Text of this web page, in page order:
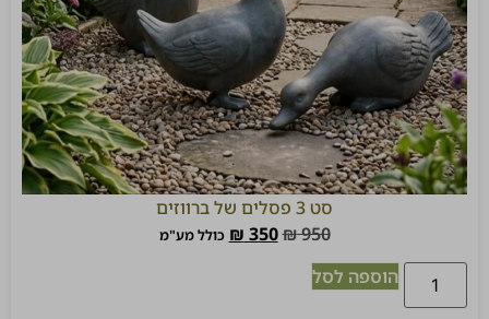
סט 3 פסלים של ברווזים
₪950
₪ 350 כולל מע"מ
הוספה לסל